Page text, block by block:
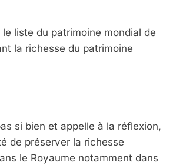
liste du patrimoine mondial de
la richesse du patrimoine
si bien et appelle à la réflexion,
de préserver la richesse
le Royaume notamment dans